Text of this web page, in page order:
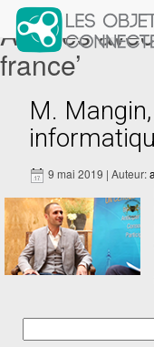
Articles
france’
M.
9 mai 2019 | Auteur: